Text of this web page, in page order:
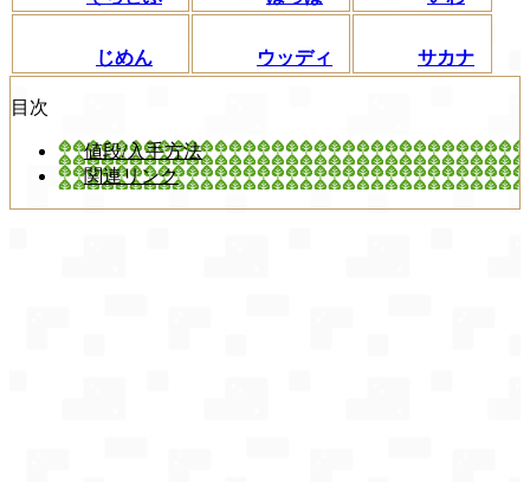
じめん ウッディ サカナ
目次
値段/入手方法
関連リンク